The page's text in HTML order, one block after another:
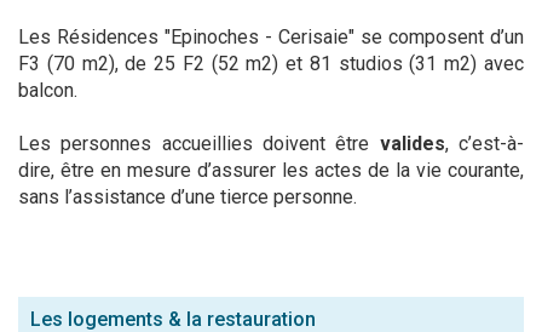
Les Résidences "Epinoches - Cerisaie" se composent d’un
F3 (70 m2), de 25 F2 (52 m2) et 81 studios (31 m2) avec
balcon.
Les personnes accueillies doivent être valides, c’est-à-
dire, être en mesure d’assurer les actes de la vie courante,
sans l’assistance d’une tierce personne.
Les logements & la restauration